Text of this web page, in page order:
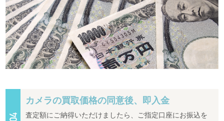
カメラの買取価格の同意後、即入金
査定額にご納得いただけましたら、ご指定口座にお振込を